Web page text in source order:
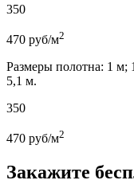
350
470 руб/м2
Размеры полотна: 1
5,1 м.
350
470 руб/м2
Закажите